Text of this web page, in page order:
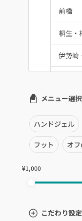
前橋
桐生・
伊勢崎
富岡・
渋川・
群馬県
メニュー選択
ハンドジェル
フット オ
¥1,000
こだわり設定